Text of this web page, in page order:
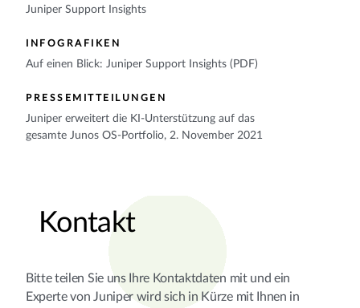
Juniper Support Insights
INFOGRAFIKEN
Auf einen Blick: Juniper Support Insights (PDF)
PRESSEMITTEILUNGEN
Juniper erweitert die KI-Unterstützung auf das
gesamte Junos OS-Portfolio, 2. November 2021
Kontakt
Bitte teilen Sie uns Ihre Kontaktdaten mit und ein
Experte von Juniper wird sich in Kürze mit Ihnen in